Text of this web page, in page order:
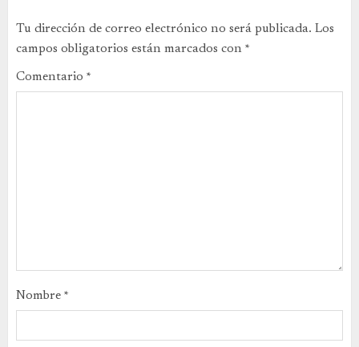
Tu dirección de correo electrónico no será publicada. Los
campos obligatorios están marcados con *
Comentario *
Nombre *